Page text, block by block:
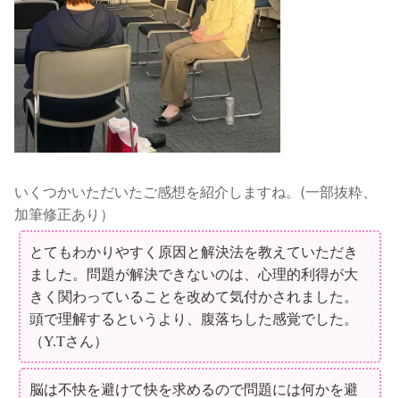
いくつかいただいたご感想を紹介しますね。(一部抜粋、
加筆修正あり）
とてもわかりやすく原因と解決法を教えていただき
ました。問題が解決できないのは、心理的利得が大
きく関わっていることを改めて気付かされました。
頭で理解するというより、腹落ちした感覚でした。
（Y.Tさん）
脳は不快を避けて快を求めるので問題には何かを避